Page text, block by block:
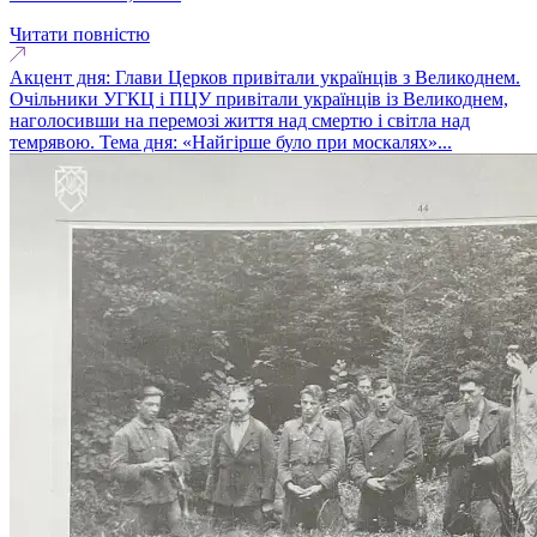
Читати повністю
Акцент дня: Глави Церков привітали українців з Великоднем.
Очільники УГКЦ і ПЦУ привітали українців із Великоднем,
наголосивши на перемозі життя над смертю і світла над
темрявою. Тема дня: «Найгірше було при москалях»...